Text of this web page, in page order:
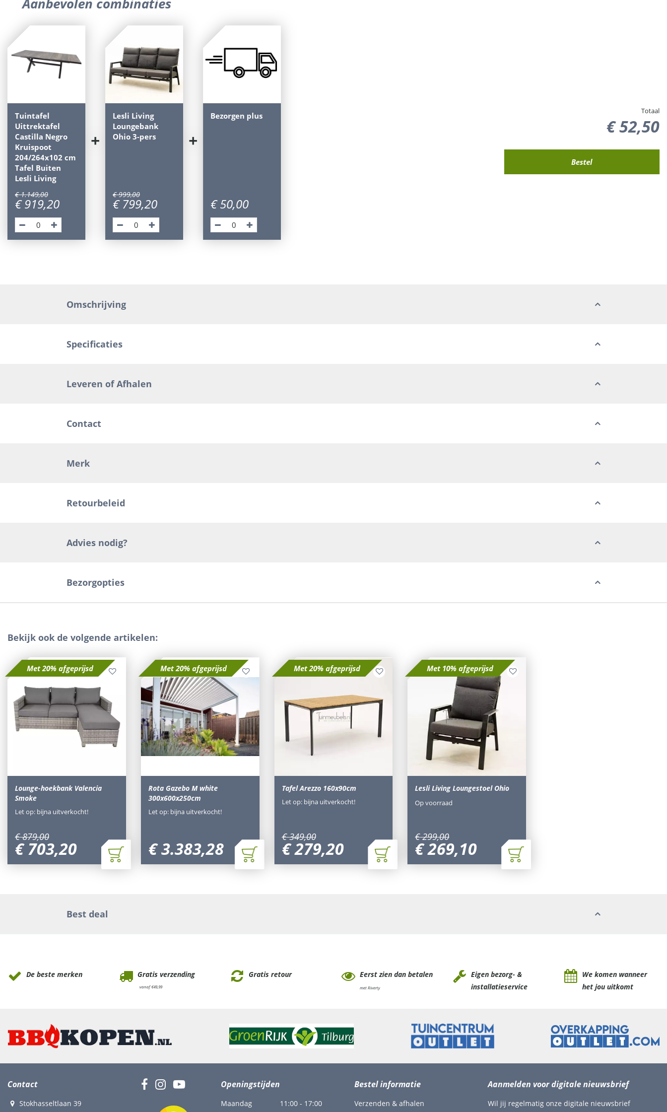
Aanbevolen combinaties
Tuintafel
Uittrektafel
Castilla Negro
Kruispoot
204/264x102 cm
Tafel Buiten
Lesli Living
€ 1.149,00
€ 919,20
+
Lesli Living
Loungebank
Ohio 3-pers
€ 999,00
€ 799,20
+
Bezorgen plus
€ 50,00
Totaal
€52,50
Omschrijving
Specificaties
Leveren of Afhalen
Contact
Merk
Retourbeleid
Advies nodig?
Bezorgopties
Bekijk ook de volgende artikelen:
Met 20% afgeprijsd
Lounge-hoekbank Valencia
Smoke
€ 879,00
€ 703,20
Let op: bijna uitverkocht!
Met 20% afgeprijsd
Rota Gazebo M white
300x600x250cm
€3.383,28
Let op: bijna uitverkocht!
Met 20% afgeprijsd
Tafel Arezzo 160x90cm
€ 349,00
€279,20
Let op: bijna uitverkocht!
Met 10% afgeprijsd
Lesli Living Loungestoel Ohio
€ 299,00
€269,10
Op voorraad
Best deal
De beste merken Gratis verzending
vanaf €49,99
Gratis retour Eerst zien dan betalen
met Riverty
Eigen bezorg- &
installatieservice
We komen wanneer
het jou uitkomt
Contact
Stokhasseltlaan 39
Openingstijden
Maandag 11:00 - 17:00
Bestel informatie
Verzenden & afhalen
Aanmelden voor digitale nieuwsbrief
Wil jij regelmatig onze digitale nieuwsbrief